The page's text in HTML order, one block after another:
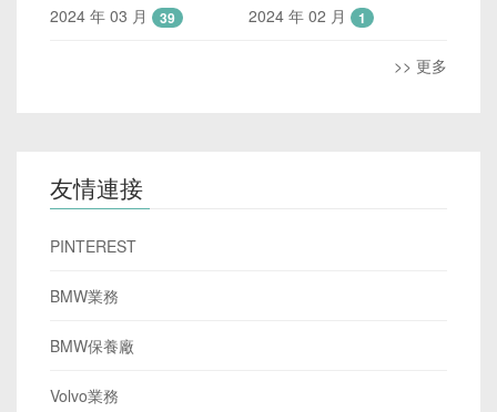
2024 年 03 月 39 2024 年 02 月 1
>> 更多
友情連接
PINTEREST
BMW業務
BMW保養廠
Volvo業務